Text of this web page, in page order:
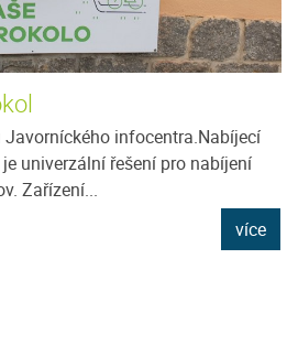
infocentra.Nabíjecí
univerzální řešení pro nabíjení
Zařízení...
více